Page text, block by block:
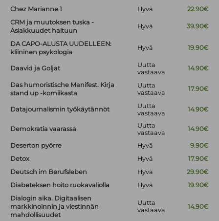
Chez Marianne 1
Hyvä
22.90€
CRM ja muutoksen tuska -
Asiakkuudet haltuun
Hyvä 39.90€
DA CAPO-ALUSTA UUDELLEEN:
kliininen psykologia
Hyvä 19.90€
Daavid ja Goljat
Uutta
vastaava
14.90€
Das humoristische Manifest. Kirja
stand up -komiikasta
Uutta
vastaava
17.90€
Datajournalismin työkäytännöt
Uutta
vastaava
14.90€
Demokratia vaarassa
Uutta
vastaava
14.90€
Deserton pyörre Hyvä
9.90€
Detox
Hyvä
17.90€
Deutsch im Berufsleben
Hyvä
29.90€
Diabeteksen hoito ruokavaliolla
Hyvä
19.90€
Dialogin aika. Digitaalisen
markkinoinnin ja viestinnän
mahdollisuudet
Uutta
vastaava
14.90€